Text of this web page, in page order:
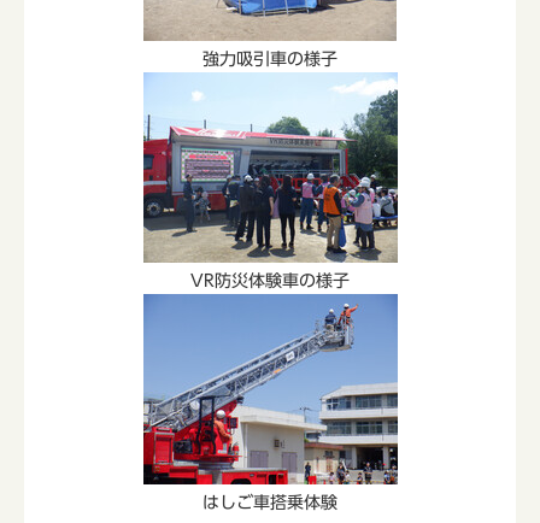
強力吸引車の様子
VR防災体験車の様子
はしご車搭乗体験